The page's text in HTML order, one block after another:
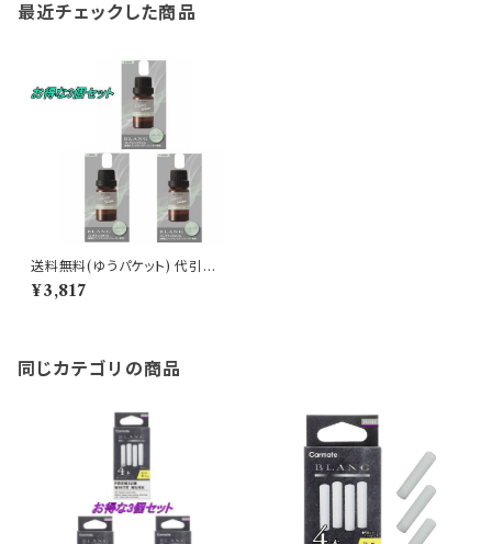
最近チェックした商品
送料無料(ゆうパケット) 代引不
可 ブラング 噴霧式ディフューザ
ー専用フレグランスオイル ラグ
¥3,817
同じカテゴリの商品